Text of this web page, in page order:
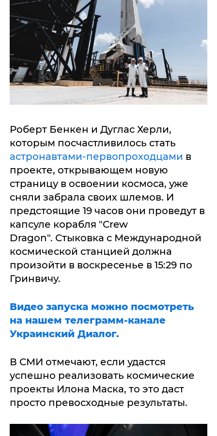
Роберт Бенкен и Дуглас Херли,
которым посчастливилось стать
астронавтами-первопроходцами в
проекте, открывающем новую
страницу в освоении космоса, уже
сняли забрала своих шлемов. И
предстоящие 19 часов они проведут в
капсуле корабля "Crew
Dragon". Стыковка с Международной
космической станцией должна
произойти в воскресенье в 15:29 по
Гринвичу.
Видео запуска можно посмотреть
на нашем телеграмм-канале
Украинский Диалог.
В СМИ отмечают, если удастся
успешно реализовать космические
проекты Илона Маска, то это даст
просто превосходные результаты.